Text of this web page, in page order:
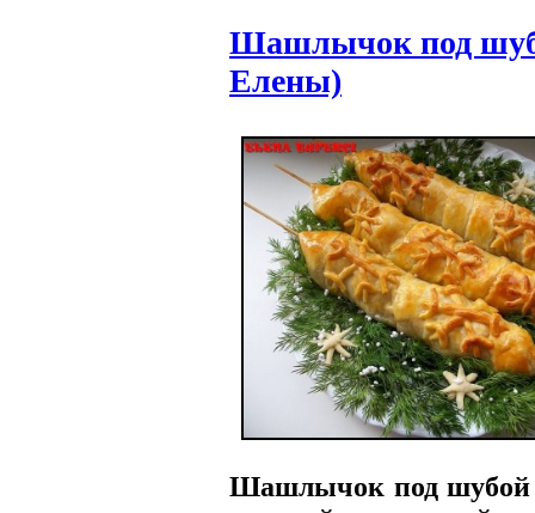
Шашлычок под
Елены)
Шашлычок под